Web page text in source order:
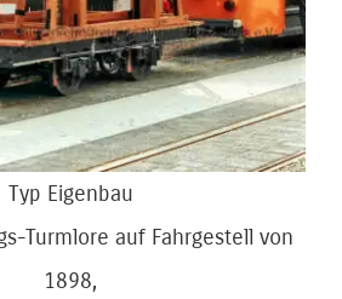
Typ Eigenbau
Turmlore auf Fahrgestell von
1898,